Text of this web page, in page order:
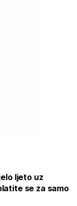
ljeto uz
se za samo